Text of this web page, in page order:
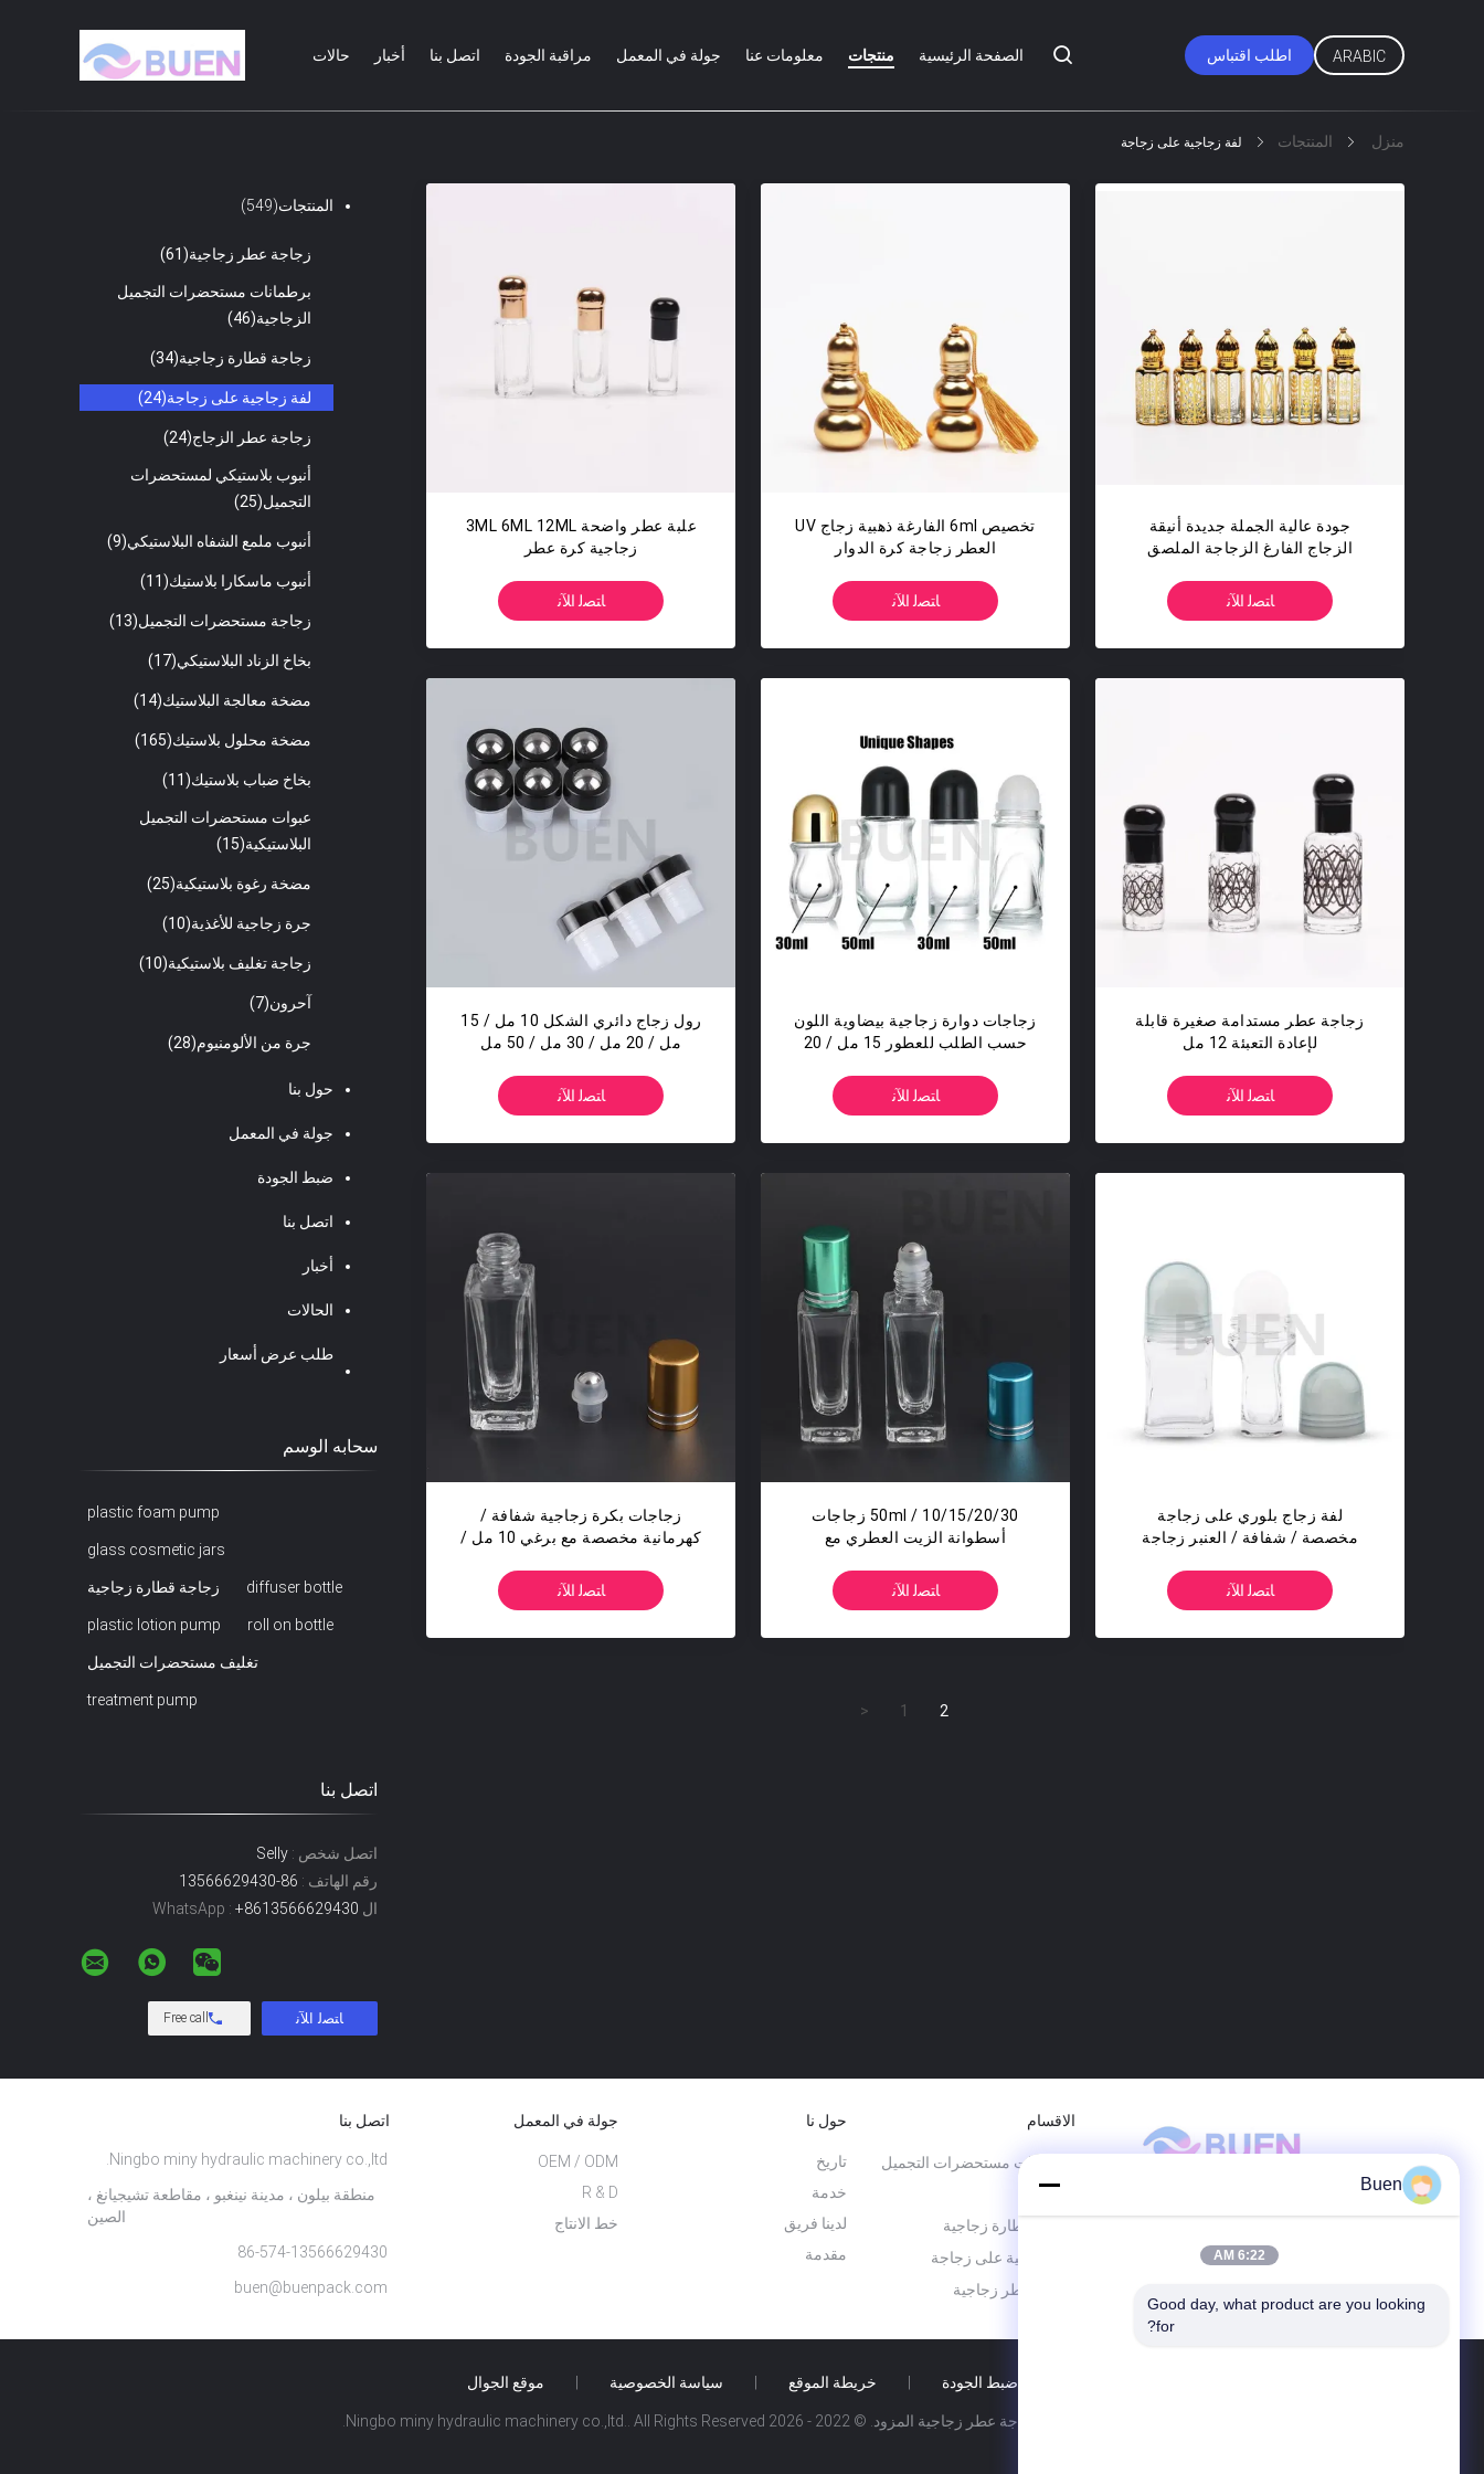
الصفحة الرئيسية منتجات معلومات عنا جولة في المعمل مراقبة الجودة اتصل بنا أخبار حالات اطلب اقتباس ARABIC
منزل المنتجات لفة زجاجية على زجاجة
المنتجات(549)
زجاجة عطر زجاجية(61)
برطمانات مستحضرات التجميل
الزجاجية(46)
زجاجة قطارة زجاجية(34)
لفة زجاجية على زجاجة(24)
زجاجة عطر الزجاج(24)
أنبوب بلاستيكي لمستحضرات
التجميل(25)
أنبوب ملمع الشفاه البلاستيكي(9)
أنبوب ماسكارا بلاستيك(11)
زجاجة مستحضرات التجميل(13)
بخاخ الزناد البلاستيكي(17)
مضخة معالجة البلاستيك(14)
مضخة محلول بلاستيك(165)
بخاخ ضباب بلاستيك(11)
عبوات مستحضرات التجميل
البلاستيكية(15)
مضخة رغوة بلاستيكية(25)
جرة زجاجية للأغذية(10)
زجاجة تغليف بلاستيكية(10)
آحرون(7)
جرة من الألومنيوم(28)
حول بنا
جولة في المعمل
ضبط الجودة
اتصل بنا
أخبار
الحالات
طلب عرض أسعار
سحابه الوسم
plastic foam pump
glass cosmetic jars
زجاجة قطارة زجاجية diffuser bottle
plastic lotion pump roll on bottle
تغليف مستحضرات التجميل
treatment pump
اتصل بنا
اتصل شخص :
رقم الهاتف :
ال WhatsApp : +8613566629430
Free call
جودة عالية الجملة جديدة أنيقة
الزجاج الفارغ الزجاجة الملصق
ﺎﺘﺼﻟ ﺍﻶﻧ
تخصيص 6ml الفارغة ذهبية زجاج UV
العطر زجاجة كرة الدوار
ﺎﺘﺼﻟ ﺍﻶﻧ
علبة عطر واضحة 3ML 6ML 12ML
زجاجية كرة عطر
ﺎﺘﺼﻟ ﺍﻶﻧ
زجاجة عطر مستدامة صغيرة قابلة
لإعادة التعبئة 12 مل
ﺎﺘﺼﻟ ﺍﻶﻧ
زجاجات دوارة زجاجية بيضاوية اللون
حسب الطلب للعطور 15 مل / 20
ﺎﺘﺼﻟ ﺍﻶﻧ
رول زجاج دائري الشكل 10 مل / 15
مل / 20 مل / 30 مل / 50 مل
ﺎﺘﺼﻟ ﺍﻶﻧ
لفة زجاج بلوري على زجاجة
مخصصة / شفافة / العنبر زجاجة
ﺎﺘﺼﻟ ﺍﻶﻧ
10/15/20/30 / 50ml زجاجات
أسطوانة الزيت العطري مع
السيليكون
ﺎﺘﺼﻟ ﺍﻶﻧ
زجاجات بكرة زجاجية شفافة /
كهرمانية مخصصة مع برغي 10 مل /
ﺎﺘﺼﻟ ﺍﻶﻧ
< 1 2
الاقسام
زجاجة عطر زجاجية
برطمانات مستحضرات التجميل
زجاجة قطارة زجاجية
لفة زجاجية على زجاجة
حول نا
مقدمة
تاريخ
خدمة
لدينا فريق
جولة في المعمل
خط الانتاج
OEM / ODM
R & D
اتصل بنا
Ningbo miny hydraulic machinery co.,ltd.
منطقة بيلون ، مدينة نينغبو ، مقاطعة تشيجيانغ ،
الصين
86-574-13566629430
buen@buenpack.com
ضبط الجودة خريطة الموقع سياسة الخصوصية موقع الجوال
الصين جيّد جودة زجاجة عطر زجاجية المزود. © 2022 - 2026 Ningbo miny hydraulic machinery co.,ltd.. All Rights Reserved.
Buen
6:22 AM
Good day, what product are you looking
for?